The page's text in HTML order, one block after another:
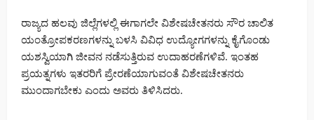
ರಾಜ್ಯದ ಹಲವು ಜಿಲ್ಲೆಗಳಲ್ಲಿ ಈಗಾಗಲೇ ವಿಶೇಷಚೇತನರು ಸೌರ ಚಾಲಿತ
ಯಂತ್ರೋಪಕರಣಗಳನ್ನು ಬಳಸಿ ವಿವಿಧ ಉದ್ಯೋಗಗಳನ್ನು ಕೈಗೊಂಡು
ಯಶಸ್ವಿಯಾಗಿ ಜೀವನ ನಡೆಸುತ್ತಿರುವ ಉದಾಹರಣೆಗಳಿವೆ. ಇಂತಹ
ಪ್ರಯತ್ನಗಳು ಇತರರಿಗೆ ಪ್ರೇರಣೆಯಾಗುವಂತೆ ವಿಶೇಷಚೇತನರು
ಮುಂದಾಗಬೇಕು ಎಂದು ಅವರು ತಿಳಿಸಿದರು.